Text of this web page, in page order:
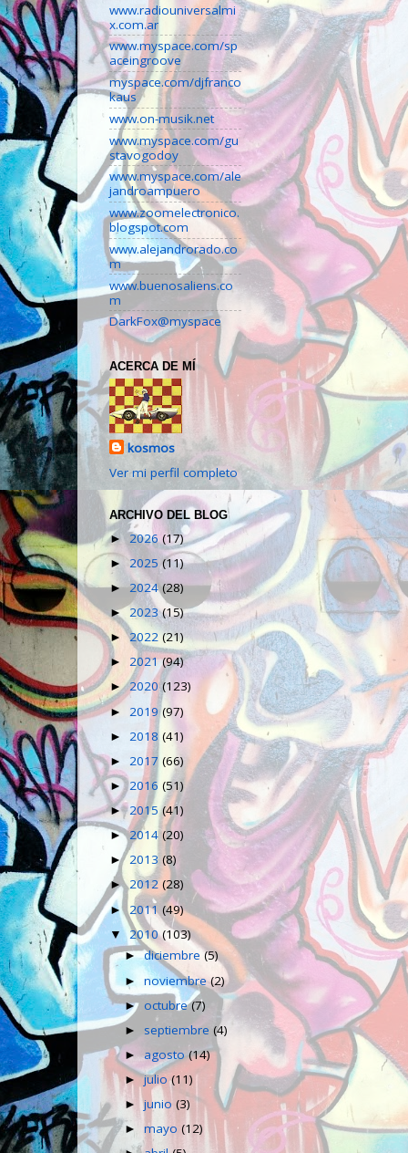
www.radiouniversalmi
x.com.ar
www.myspace.com/sp
aceingroove
myspace.com/djfranco
kaus
www.on-musik.net
www.myspace.com/gu
stavogodoy
www.myspace.com/ale
jandroampuero
www.zoomelectronico.
blogspot.com
www.alejandrorado.co
m
www.buenosaliens.co
m
DarkFox@myspace
ACERCA DE MÍ
kosmos
Ver mi perfil completo
ARCHIVO DEL BLOG
► 2026(17)
► 2025(11)
► 2024(28)
► 2023(15)
►2022(21)
► 2021(94)
►2020(123)
► 2019(97)
► 2018 (41)
► 2017 (66)
► 2016 (51)
►2015(41)
►2014 (20)
► 2013 (8)
►2012(28)
►2011 (49)
▼ 2010(103)
►diciembre(5)
►noviembre(2)
►octubre(7)
► septiembre(4)
►agosto(14)
►julio(11)
►junio(3)
►mayo(12)